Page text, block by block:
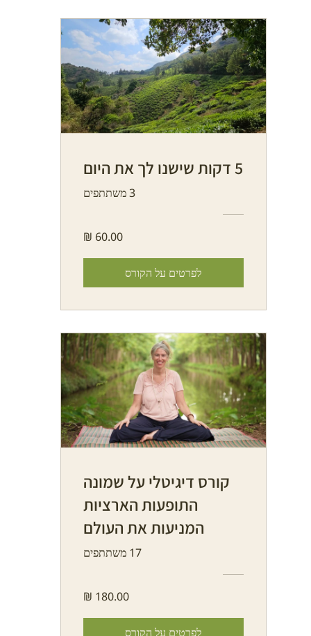
3 משתתפים
לפרטים על הקורס
קורס דיגיטלי על שמונה
התופעות הארציות
המניעות את העולם
17 משתתפים
לפרטים על הקורס